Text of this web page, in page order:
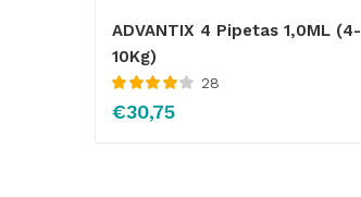
ADVANTIX 4 Pipetas 1,0ML (4-
10Kg)
con4.07de
28
€30,75